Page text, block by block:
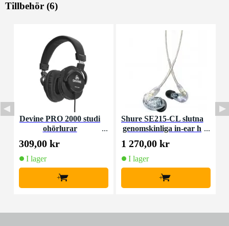
Tillbehör (6)
Devine PRO 2000 studi
ohörlurar
309,00 kr
I lager
+
Shure SE215-CL slutna
genomskinliga in-ear h
örlurar
1 270,00 kr
I lager
+